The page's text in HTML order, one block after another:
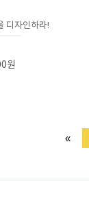
디자인하라!
원
«